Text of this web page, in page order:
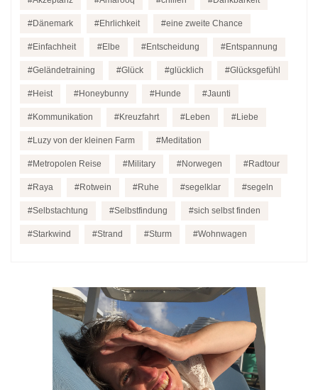
Dänemark Ehrlichkeit eine zweite Chance
Einfachheit Elbe Entscheidung Entspannung
Geländetraining Glück glücklich Glücksgefühl
Heist Honeybunny Hunde Jaunti
Kommunikation Kreuzfahrt Leben Liebe
Luzy von der kleinen Farm Meditation
Metropolen Reise Military Norwegen Radtour
Raya Rotwein Ruhe segelklar segeln
Selbstachtung Selbstfindung sich selbst finden
Starkwind Strand Sturm Wohnwagen